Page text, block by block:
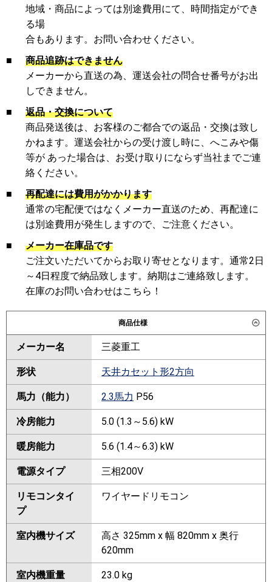
地域・商品によっては別途費用にて、時間指定ができ
る場
合もあります。お問い合わせください。
■
商品追跡はできません
メーカーから直送の為、運送会社の問合せ番号がお出
しできません。
■
返品・交換について
商品発送後は、お客様のご都合での返品・交換は致し
かねます。運送会社からの受け渡し時に、へこみや傷
等が あった場合は、お受け取りにならず当社までご連
絡ください。
■
再配達には費用がかかります
通常の宅配便ではなくメーカー直送のため、再配達に
は別途費用が発生しますので、ご注意ください。
■
メーカー在庫品です
ご注文いただいてからお取り寄せとなります。通常2日
～4日程度で納品致します。納期はご連絡致します。
在庫のお問い合わせはこちら！
商品仕様
メーカー名 三菱重工
形状 天井カセット形2方向
馬力（能力） 2.3馬力 P56
冷房能力 5.0 (1.3～5.6) kW
暖房能力 5.6 (1.4～6.3) kW
電源タイプ 三相200V
リモコンタイ
プ
ワイヤードリモコン
室内機サイズ
高さ 325mm x 幅 820mm x 奥行
620mm
室内機重量 23.0 kg